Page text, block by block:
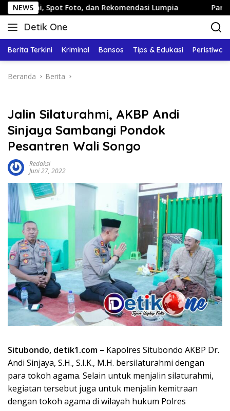
Langsung
ke
konten
NEWSdan Rekomendasi Lumpia Panduan Wisata
Detik One
Tajam
Fakta
Berita Terkini Kriminal Bansos Tips & Edukasi Peristiwa
Beranda Berita
Jalin Silaturahmi, AKBP Andi
Sinjaya Sambangi Pondok
Pesantren Wali Songo
Redaksi
Juni 27, 2022
Situbondo, detik1.com – Kapolres Situbondo AKBP Dr.
Andi Sinjaya, S.H., S.I.K., M.H. bersilaturahmi dengan
para tokoh agama. Selain untuk menjalin silaturahmi,
kegiatan tersebut juga untuk menjalin kemitraan
dengan tokoh agama di wilayah hukum Polres